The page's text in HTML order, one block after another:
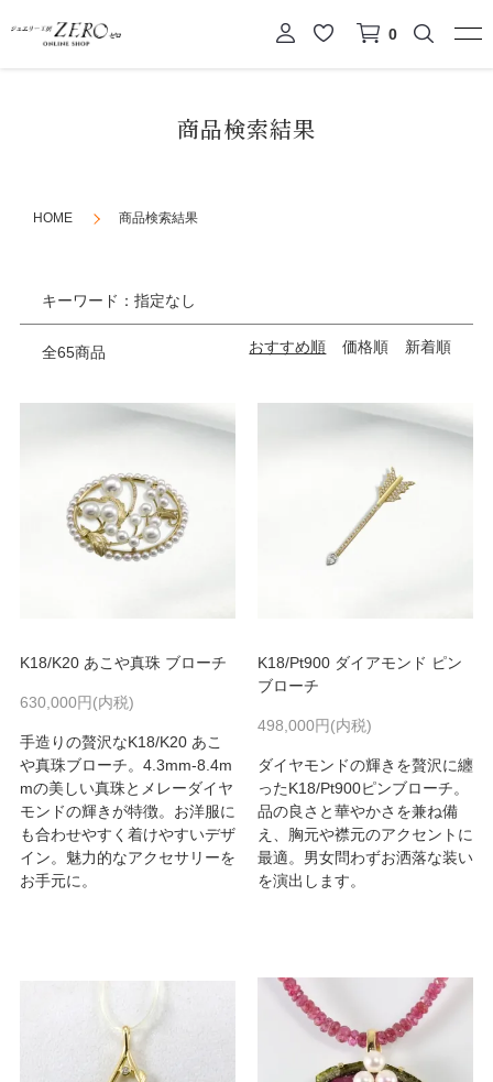
0
商品検索結果
HOME 商品検索結果
キーワード：指定なし
全65商品 おすすめ順 価格順 新着順
K18/K20 あこや真珠 ブローチ
630,000円(内税)
手造りの贅沢なK18/K20 あこ
や真珠ブローチ。4.3mm-8.4m
mの美しい真珠とメレーダイヤ
モンドの輝きが特徴。お洋服に
も合わせやすく着けやすいデザ
イン。魅力的なアクセサリーを
お手元に。
K18/Pt900 ダイアモンド ピン
ブローチ
498,000円(内税)
ダイヤモンドの輝きを贅沢に纏
ったK18/Pt900ピンブローチ。
品の良さと華やかさを兼ね備
え、胸元や襟元のアクセントに
最適。男女問わずお洒落な装い
を演出します。